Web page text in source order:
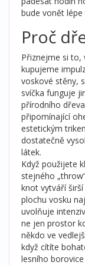
bude vonět lépe
Proč
Přiznejme si to,
kupujeme
voskové stěny,
svíčka funguje
přírodního
připomínající
estetickým
dostatečně
látek.
Když použijete
stejného
knot vytváří
plochu vosku
uvolňuje
ne jen prostor
někdo ve
když cítíte
lesního